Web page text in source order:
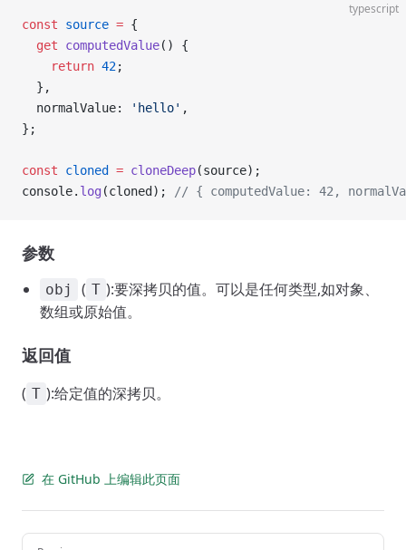
typescript
const source = {
  get
computedValue() {
    return
42;
  },
  normalValue:
'hello' ,
};
const cloned = cloneDeep(source);
console. log (cloned); // { computedValue: 42,
参数
obj ( T ):要深拷贝的值。可以是任何类型,如对象、
数组或原始值。
返回值
( T ):给定值的深拷贝。
在 GitHub 上编辑此页面
Pager